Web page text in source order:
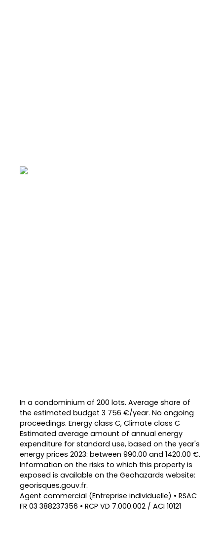
In a condominium of 200 lots. Average share of
the estimated budget 3 756 €/year. No ongoing
proceedings. Energy class C, Climate class C
Estimated average amount of annual energy
expenditure for standard use, based on the year's
energy prices 2023: between 990.00 and 1420.00 €.
Information on the risks to which this property is
exposed is available on the Geohazards website:
georisques.gouv.fr.
Agent commercial (Entreprise individuelle) • RSAC
FR 03 388237356 • RCP VD 7.000.002 / ACI 10121